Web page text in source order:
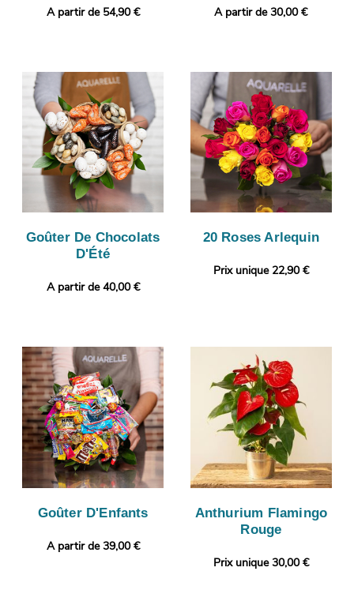
A partir de 54,90 € A partir de 30,00 €
Goûter De Chocolats
D'Été
A partir de 40,00 €
20 Roses Arlequin
Prix unique 22,90 €
Goûter D'Enfants
A partir de 39,00 €
Anthurium Flamingo
Rouge
Prix unique 30,00 €